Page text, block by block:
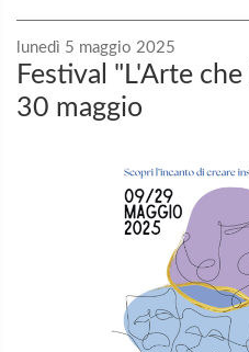
lunedì 5 maggio 2025
Festival "L'Arte
30 maggio